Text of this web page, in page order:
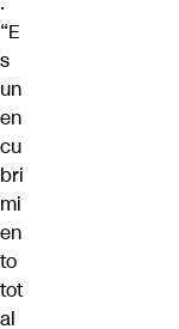
“E
s
un
en
cu
bri
mi
en
to
tot
al